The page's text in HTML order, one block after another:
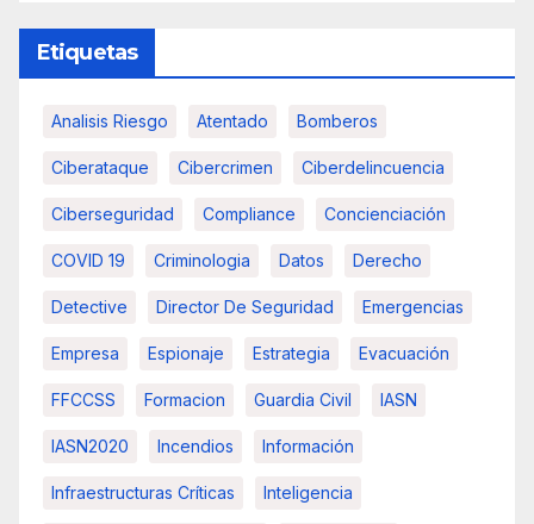
Etiquetas
Analisis Riesgo Atentado Bomberos
Ciberataque Cibercrimen Ciberdelincuencia
Ciberseguridad Compliance Concienciación
COVID 19 Criminologia Datos Derecho
Detective Director De Seguridad Emergencias
Empresa Espionaje Estrategia Evacuación
FFCCSS Formacion Guardia Civil IASN
IASN2020 Incendios Información
Infraestructuras Críticas Inteligencia